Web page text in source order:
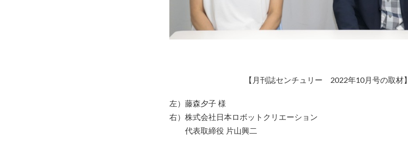
【月刊誌センチュリー 2022年10月号の取材】
左）藤森夕子 様
右）株式会社日本ロボットクリエーション
代表取締役 片山興二